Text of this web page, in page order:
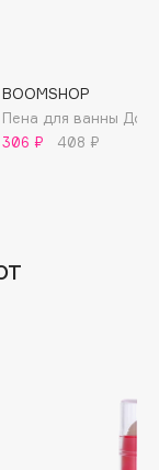
BOOMSHOP
Пена для ванны
306 ₽
408 ₽